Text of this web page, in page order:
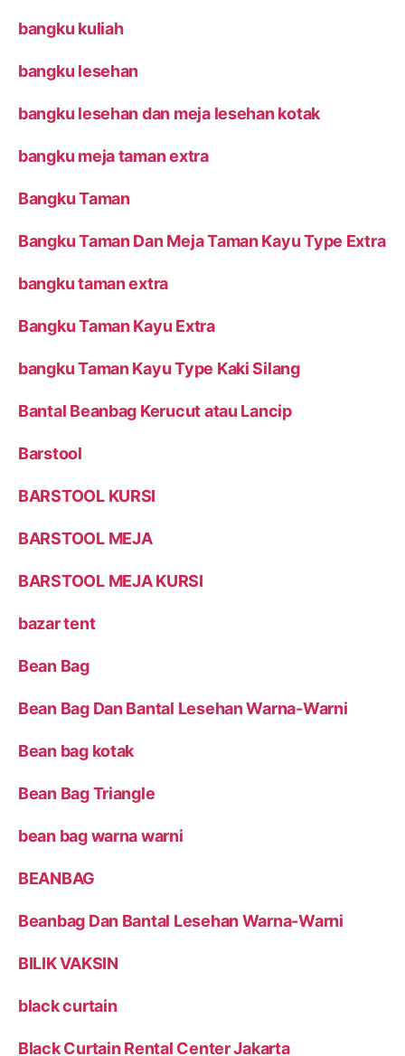
bangku kuliah
bangku lesehan
bangku lesehan dan meja lesehan kotak
bangku meja taman extra
Bangku Taman
Bangku Taman Dan Meja Taman Kayu Type Extra
bangku taman extra
Bangku Taman Kayu Extra
bangku Taman Kayu Type Kaki Silang
Bantal Beanbag Kerucut atau Lancip
Barstool
BARSTOOL KURSI
BARSTOOL MEJA
BARSTOOL MEJA KURSI
bazar tent
Bean Bag
Bean Bag Dan Bantal Lesehan Warna-Warni
Bean bag kotak
Bean Bag Triangle
bean bag warna warni
BEANBAG
Beanbag Dan Bantal Lesehan Warna-Warni
BILIK VAKSIN
black curtain
Black Curtain Rental Center Jakarta